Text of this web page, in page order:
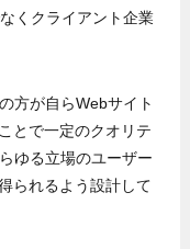
くクライアント企業
方が自らWebサイト
とで一定のクオリテ
ゆる立場のユーザー
られるよう設計して